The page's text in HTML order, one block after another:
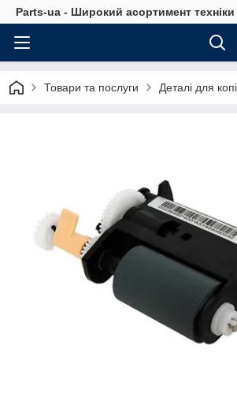
Parts-ua - Широкий асортимент
Товари та послуги Деталі для